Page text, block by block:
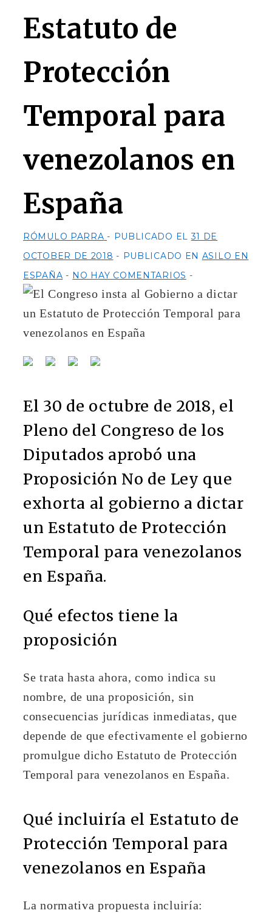
Estatuto de
Protección
Temporal para
venezolanos en
España
RÓMULO PARRA PUBLICADO EL31 DE
OCTOBER DE 2018
PUBLICADO EN ASILO EN
ESPAÑA
NO HAY COMENTARIOS
El 30 de octubre de 2018, el
Pleno del Congreso de los
Diputados aprobó una
Proposición No de Ley que
exhorta al gobierno a dictar
un Estatuto de Protección
Temporal para venezolanos
en España.
Qué efectos tiene la
proposición
Se trata hasta ahora, como indica su
nombre, de una proposición, sin
consecuencias jurídicas inmediatas, que
depende de que efectivamente el gobierno
promulgue dicho Estatuto de Protección
Temporal para venezolanos en España.
Qué incluiría el Estatuto de
Protección Temporal para
venezolanos en España
La normativa propuesta incluiría: